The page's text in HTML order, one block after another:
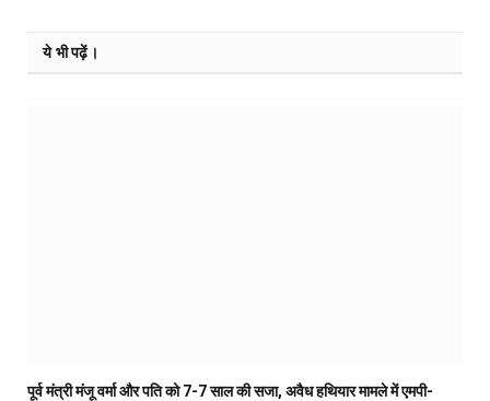
ये भी पढ़ें।
पूर्व मंत्री मंजू वर्मा और पति को 7-7 साल की सजा, अवैध हथियार मामले में एमपी-